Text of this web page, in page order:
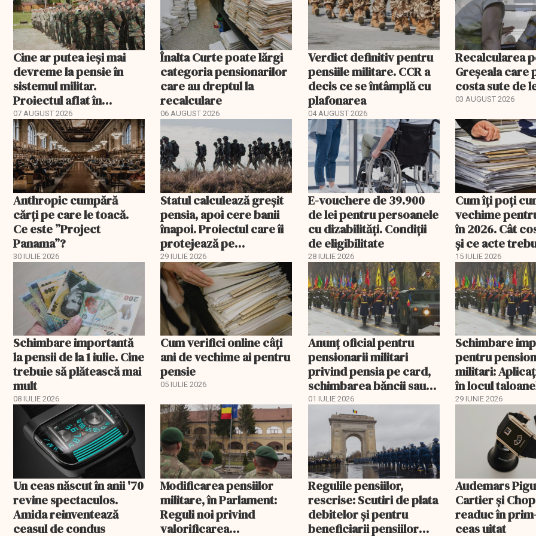
Cine ar putea ieși mai
devreme la pensie în
sistemul militar.
Proiectul aflat în
Parlament
07 AUGUST 2026
Înalta Curte poate lărgi
categoria pensionarilor
care au dreptul la
recalculare
06 AUGUST 2026
Verdict definitiv pentru
pensiile militare. CCR a
decis ce se întâmplă cu
plafonarea
04 AUGUST 2026
Recalcularea
Greșeala care
costa sute de
03 AUGUST 2026
Anthropic cumpără
cărți pe care le toacă.
Ce este ”Project
Panama”?
30 IULIE 2026
Statul calculează greșit
pensia, apoi cere banii
înapoi. Proiectul care îi
protejează pe
pensionarii militari
29 IULIE 2026
E-vouchere de 39.900
de lei pentru persoanele
cu dizabilități. Condiții
de eligibilitate
28 IULIE 2026
Cum îți poți
vechime
în 2026. Cât
și ce acte
la Casa de
15 IULIE 2026
Schimbare importantă
la pensii de la 1 iulie. Cine
trebuie să plătească mai
mult
08 IULIE 2026
Cum verifici online câți
ani de vechime ai pentru
pensie
05 IULIE 2026
Anunţ oficial pentru
pensionarii militari
privind pensia pe card,
schimbarea băncii sau
revenirea la plata prin
Poşta Română
01 IULIE 2026
Schimbare
pentru
militari:
în locul
tipărite
29 IUNIE 2026
Un ceas născut în anii '70
revine spectaculos.
Amida reinventează
ceasul de condus
Modificarea pensiilor
militare, în Parlament:
Reguli noi privind
valorificarea
Regulile pensiilor,
rescrise: Scutiri de plata
debitelor și pentru
beneficiarii pensiilor
Audemars
Cartier și
readuc în
ceas uitat